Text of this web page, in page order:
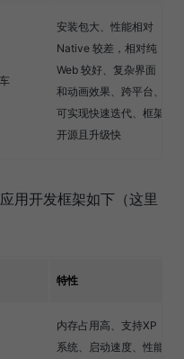
安装包大、性能相对
Native 较差，相对纯
Web 较好、复杂界面
和动画效果、跨平台、
可实现快速迭代、框架
开源且升级快
用开发框架如下（这里
特性
内存占用高、支持XP
系统、启动速度、性能